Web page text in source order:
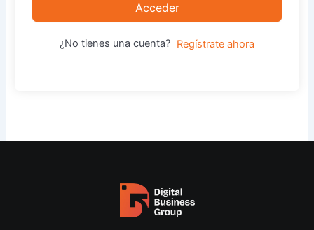
Acceder
¿No tienes una cuenta? Regístrate ahora